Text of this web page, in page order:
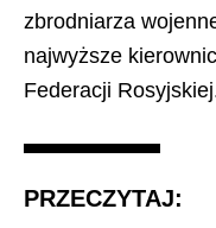
zbrodniarza
najwyższe
Federacji
PRZECZYTAJ: